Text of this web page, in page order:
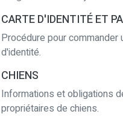
CARTE D'IDENTITÉ ET
Procédure pour commander
d'identité.
CHIENS
Informations et obligations
propriétaires de chiens.